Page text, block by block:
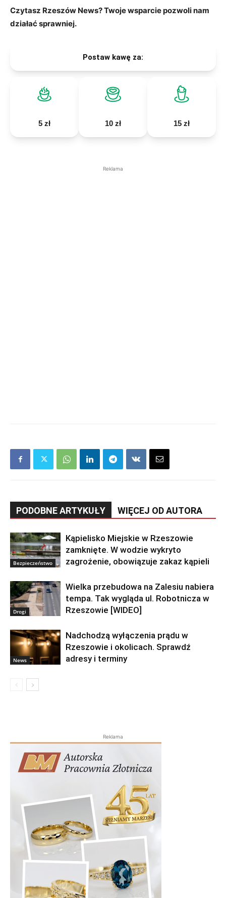
Czytasz Rzeszów News? Twoje wsparcie pozwoli nam
działać sprawniej.
Postaw kawę za:
5 zł 10 zł 15 zł
Reklama
PODOBNE ARTYKUŁY WIĘCEJ OD AUTORA
Bezpieczeństwo
Kąpielisko Miejskie w Rzeszowie
zamknięte. W wodzie wykryto
zagrożenie, obowiązuje zakaz kąpieli
Drogi
Wielka przebudowa na Zalesiu nabiera
tempa. Tak wygląda ul. Robotnicza w
Rzeszowie [WIDEO]
News
Nadchodzą wyłączenia prądu w
Rzeszowie i okolicach. Sprawdź
adresy i terminy
Reklama